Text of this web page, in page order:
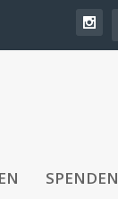
SPENDEN